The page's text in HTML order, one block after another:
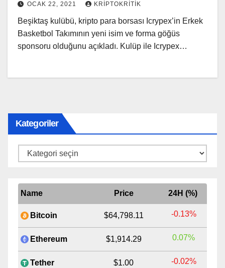
OCAK 22, 2021 KRIPTOKRITIK
Beşiktaş kulübü, kripto para borsası Icrypex’in Erkek
Basketbol Takımının yeni isim ve forma göğüs
sponsoru olduğunu açıkladı. Kulüp ile Icrypex…
Kategoriler
Kategoriler
Name Price 24H (%)
Bitcoin $64,798.11 -0.13%
Ethereum $1,914.29 0.07%
Tether $1.00 -0.02%